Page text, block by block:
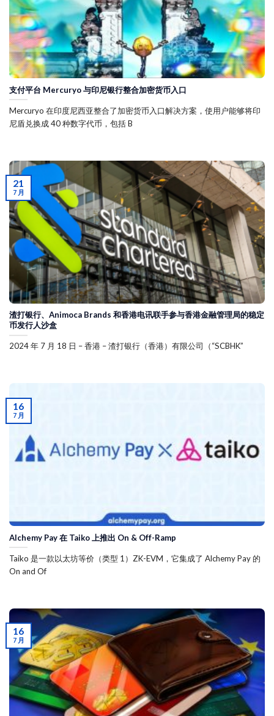
支付平台 Mercuryo 与印尼银行整合加密货币入口
Mercuryo 在印度尼西亚整合了加密货币入口解决方案，使用户能够将印
尼盾兑换成 40 种数字代币，包括 B
渣打银行、Animoca Brands 和香港电讯联手参与香港金融管理局的稳定
币发行人沙盒
2024 年 7 月 18 日 – 香港 – 渣打银行（香港）有限公司（“SCBHK”
21
7 月
Alchemy Pay 在 Taiko 上推出 On & Off-Ramp
Taiko 是一款以太坊等价（类型 1）ZK-EVM，它集成了 Alchemy Pay 的
On and Of
16
7 月
16
7 月